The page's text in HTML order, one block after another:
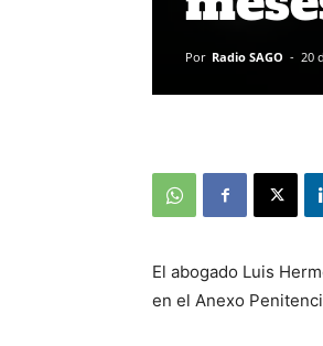
Por Radio SAGO - 20
El abogado Luis
en el Anexo